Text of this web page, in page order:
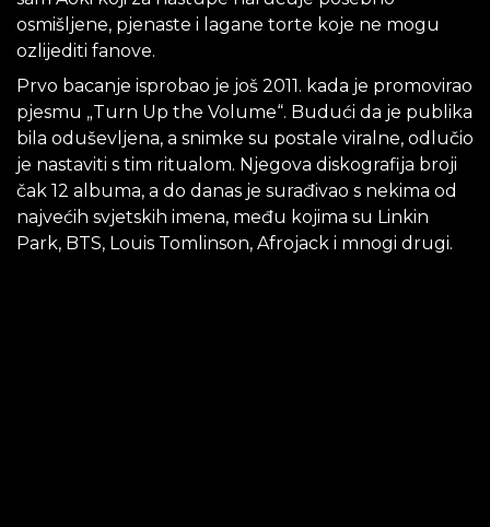
osmišljene, pjenaste i lagane torte koje ne mogu
ozlijediti fanove.
Prvo bacanje isprobao je još 2011. kada je promovirao
pjesmu „Turn Up the Volume“. Budući da je publika
bila oduševljena, a snimke su postale viralne, odlučio
je nastaviti s tim ritualom. Njegova diskografija broji
čak 12 albuma, a do danas je surađivao s nekima od
najvećih svjetskih imena, među kojima su Linkin
Park, BTS, Louis Tomlinson, Afrojack i mnogi drugi.